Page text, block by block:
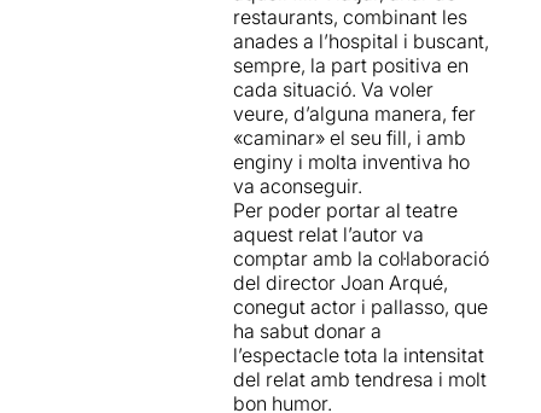
trobant. De la mateixa
manera tots tres actors
també es transformen en els
múltiples protagonistes que
hi surten en les diferents
històries (Cè, Carla, Oriol,
metges, els vianants,...).
La posada en escena. La
manera en que se’ns ha
col·locat als espectadors
dins la sala m’ha semblat
molt encertada. Més que
observadora m’he sentit
convidada a entrar dins
l’espai personal d’en Llullu i
la seva família.
està interpretat per tothom.
“El regal més preuat de la
seva absència és la seva
presència”
Ésun espectacle de petit
format, molt ben pensat en
tots els sentits
, basats
enun text que destil·la una
gran tendresa, però que a
banda d'aquest aspecte
importantíssim,ha
aconseguit no provocar la
llagrimeta fàcil ,amb una
excel·lent direcció i unes
interpretacions fora de
restaurants, combinant les
anades a l’hospital i buscant,
sempre, la part positiva en
cada situació. Va voler
veure, d’alguna manera, fer
«caminar» el seu fill, i amb
enginy i molta inventiva ho
va aconseguir.
Per poder portar al teatre
aquest relat l’autor va
comptar amb la col·laboració
del director Joan Arqué,
conegut actor i pallasso, que
ha sabut donar a
l’espectacle tota la intensitat
del relat amb tendresa i molt
bon humor.